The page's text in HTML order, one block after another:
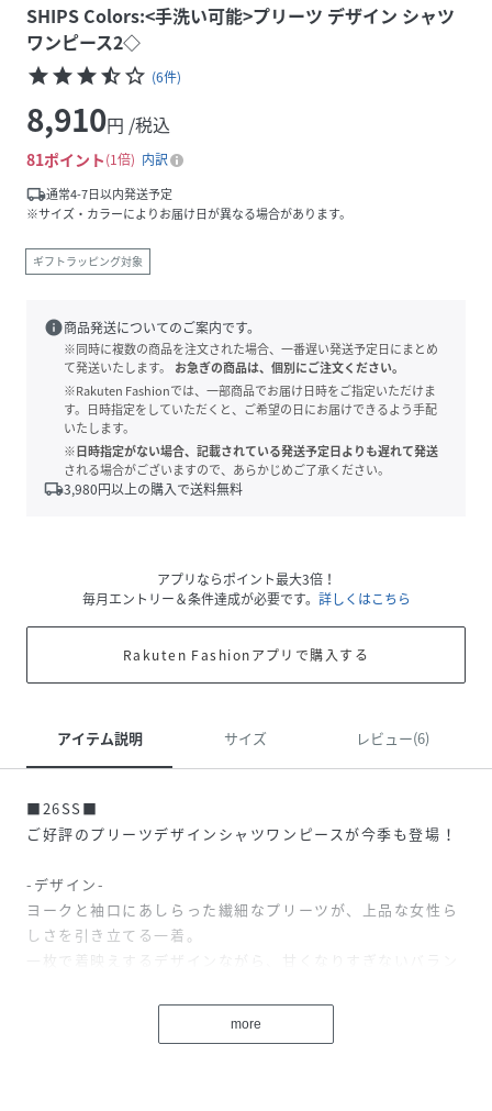
SHIPS Colors:<手洗い可能>プリーツ デザイン シャツ
ワンピース2◇
starstarstarstar_halfstar_border (6件)
8,910円 /税込
81ポイント 1倍
内訳
local_shipping通常4-7日以内発送予定
※サイズ・カラーによりお届け日が異なる場合があります。
ギフトラッピング対象
info商品発送についてのご案内です。
※同時に複数の商品を注文された場合、一番遅い発送予定日にまとめ
て発送いたします。
お急ぎの商品は、個別にご注文ください。
※Rakuten Fashionでは、一部商品でお届け日時をご指定いただけま
す。日時指定をしていただくと、ご希望の日にお届けできるよう手配
いたします。
※日時指定がない場合、記載されている発送予定日よりも遅れて発送
される場合がございますので、あらかじめご了承ください。
local_shipping3,980円以上の購入で送料無料
アプリならポイント最大3倍！
毎月エントリー＆条件達成が必要です。 詳しくはこちら
Rakuten Fashionアプリで購入する
アイテム説明 サイズ レビュー(6)
■26SS■
ご好評のプリーツデザインシャツワンピースが今季も登場！
-デザイン-
ヨークと袖口にあしらった繊細なプリーツが、上品な女性ら
しさを引き立てる一着。
一枚で着映えするデザインながら、甘くなりすぎないバラン
ウエストはサイドの紐で調整可能。
きゅっと絞ってメリハリのあるシルエットにも、ゆるめてス
more